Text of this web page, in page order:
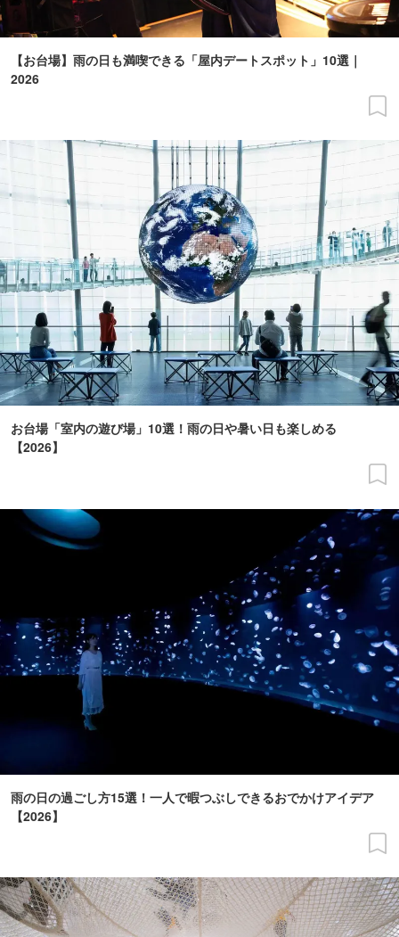
【お台場】雨の日も満喫できる「屋内デートスポット」10選｜
2026
お台場「室内の遊び場」10選！雨の日や暑い日も楽しめる
【2026】
雨の日の過ごし方15選！一人で暇つぶしできるおでかけアイデア
【2026】